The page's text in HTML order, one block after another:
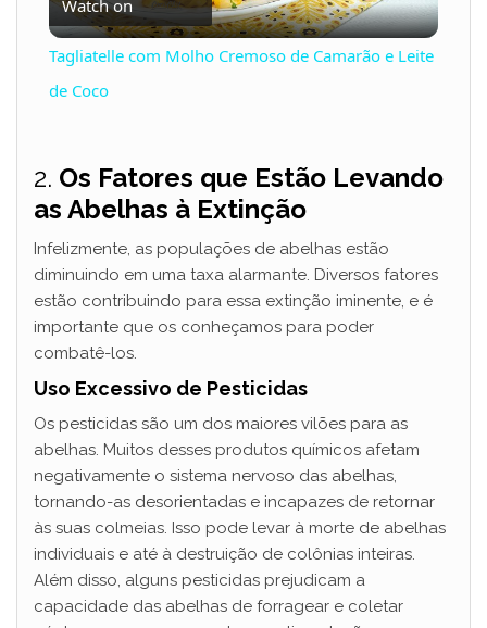
l
V
i
e
o
Watch on
Tagliatelle com Molho Cremoso de Camarão e Leite
de Coco
2. Os Fatores que Estão Levando
as Abelhas à Extinção
Infelizmente, as populações de abelhas estão
diminuindo em uma taxa alarmante. Diversos fatores
estão contribuindo para essa extinção iminente, e é
importante que os conheçamos para poder
combatê-los.
Uso Excessivo de Pesticidas
Os pesticidas são um dos maiores vilões para as
abelhas. Muitos desses produtos químicos afetam
negativamente o sistema nervoso das abelhas,
tornando-as desorientadas e incapazes de retornar
às suas colmeias. Isso pode levar à morte de abelhas
individuais e até à destruição de colônias inteiras.
Além disso, alguns pesticidas prejudicam a
capacidade das abelhas de forragear e coletar